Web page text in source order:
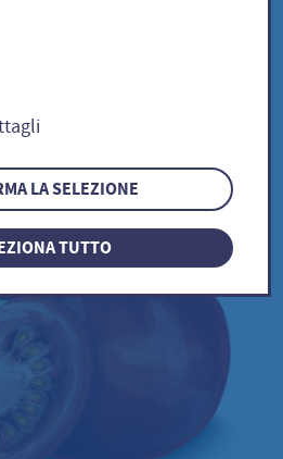
Solanum
LA SELEZIONE
TUTTO